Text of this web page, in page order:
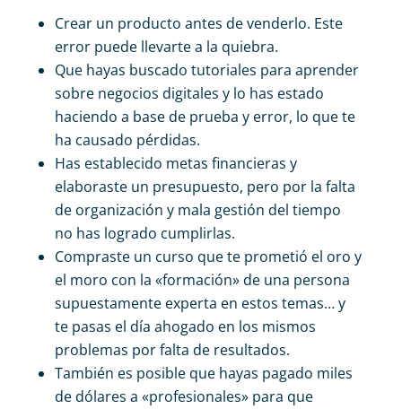
Crear un producto antes de venderlo. Este
error puede llevarte a la quiebra.
Que hayas buscado tutoriales para aprender
sobre negocios digitales y lo has estado
haciendo a base de prueba y error, lo que te
ha causado pérdidas.
Has establecido metas financieras y
elaboraste un presupuesto, pero por la falta
de organización y mala gestión del tiempo
no has logrado cumplirlas.
Compraste un curso que te prometió el oro y
el moro con la «formación» de una persona
supuestamente experta en estos temas… y
te pasas el día ahogado en los mismos
problemas por falta de resultados.
También es posible que hayas pagado miles
de dólares a «profesionales» para que